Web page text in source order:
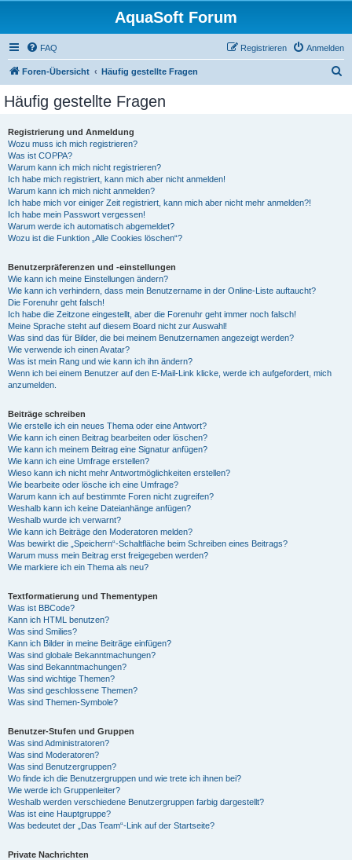
AquaSoft Forum
FAQ Anmelden
Registrieren
Foren-Übersicht Häufig gestellte Fragen
Häufig gestellte Fragen
Registrierung und Anmeldung
Wozu muss ich mich registrieren?
Was ist COPPA?
Warum kann ich mich nicht registrieren?
Ich habe mich registriert, kann mich aber nicht anmelden!
Warum kann ich mich nicht anmelden?
Ich habe mich vor einiger Zeit registriert, kann mich aber nicht mehr anmelden?!
Ich habe mein Passwort vergessen!
Warum werde ich automatisch abgemeldet?
Wozu ist die Funktion „Alle Cookies löschen“?
Benutzerpräferenzen und -einstellungen
Wie kann ich meine Einstellungen ändern?
Wie kann ich verhindern, dass mein Benutzername in der Online-Liste auftaucht?
Die Forenuhr geht falsch!
Ich habe die Zeitzone eingestellt, aber die Forenuhr geht immer noch falsch!
Meine Sprache steht auf diesem Board nicht zur Auswahl!
Was sind das für Bilder, die bei meinem Benutzernamen angezeigt werden?
Wie verwende ich einen Avatar?
Was ist mein Rang und wie kann ich ihn ändern?
Wenn ich bei einem Benutzer auf den E-Mail-Link klicke, werde ich aufgefordert, mich
anzumelden.
Beiträge schreiben
Wie erstelle ich ein neues Thema oder eine Antwort?
Wie kann ich einen Beitrag bearbeiten oder löschen?
Wie kann ich meinem Beitrag eine Signatur anfügen?
Wie kann ich eine Umfrage erstellen?
Wieso kann ich nicht mehr Antwortmöglichkeiten erstellen?
Wie bearbeite oder lösche ich eine Umfrage?
Warum kann ich auf bestimmte Foren nicht zugreifen?
Weshalb kann ich keine Dateianhänge anfügen?
Weshalb wurde ich verwarnt?
Wie kann ich Beiträge den Moderatoren melden?
Was bewirkt die „Speichern“-Schaltfläche beim Schreiben eines Beitrags?
Warum muss mein Beitrag erst freigegeben werden?
Wie markiere ich ein Thema als neu?
Textformatierung und Thementypen
Was ist BBCode?
Kann ich HTML benutzen?
Was sind Smilies?
Kann ich Bilder in meine Beiträge einfügen?
Was sind globale Bekanntmachungen?
Was sind Bekanntmachungen?
Was sind wichtige Themen?
Was sind geschlossene Themen?
Was sind Themen-Symbole?
Benutzer-Stufen und Gruppen
Was sind Administratoren?
Was sind Moderatoren?
Was sind Benutzergruppen?
Wo finde ich die Benutzergruppen und wie trete ich ihnen bei?
Wie werde ich Gruppenleiter?
Weshalb werden verschiedene Benutzergruppen farbig dargestellt?
Was ist eine Hauptgruppe?
Was bedeutet der „Das Team“-Link auf der Startseite?
Private Nachrichten